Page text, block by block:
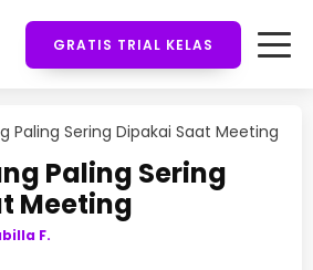
GRATIS TRIAL KELAS
Paling Sering Dipakai Saat Meeting
Paling Sering
Meeting
F.